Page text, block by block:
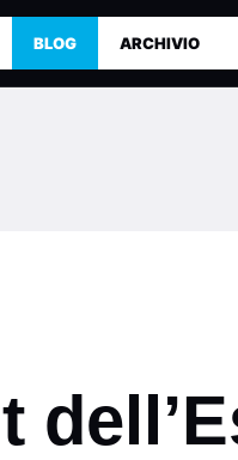
BLOG ARCHIVIO